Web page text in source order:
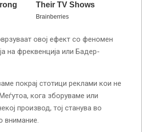
овој ефект со феномен
на фреквенција или Бадер-
покрај стотици реклами кои не
кога зборуваме или
производ, тој станува во
внимание.